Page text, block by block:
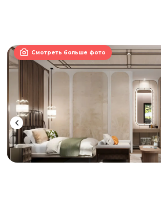
 Смотреть больше фото